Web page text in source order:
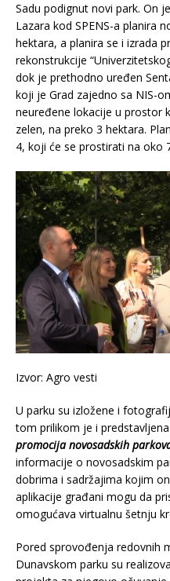
Sadu podignut novi park. On
Lazara kod SPENS-a planira
hektara, a planira se i izrada
rekonstrukcije
dok je prethodno uređen
koji je Grad zajedno sa NIS-
neuređene lokacije u prostor
zelen, na preko 3 hektara.
4, koji će se prostirati na oko
Izvor: Agro vesti
U parku su izložene i
tom prilikom je i
promocija novosadskih
informacije o novosadskim
dobrima i sadržajima kojim
aplikacije građani mogu da
omogućava virtualnu šetnju
Pored sprovođenja redovnih
Dunavskom parku su